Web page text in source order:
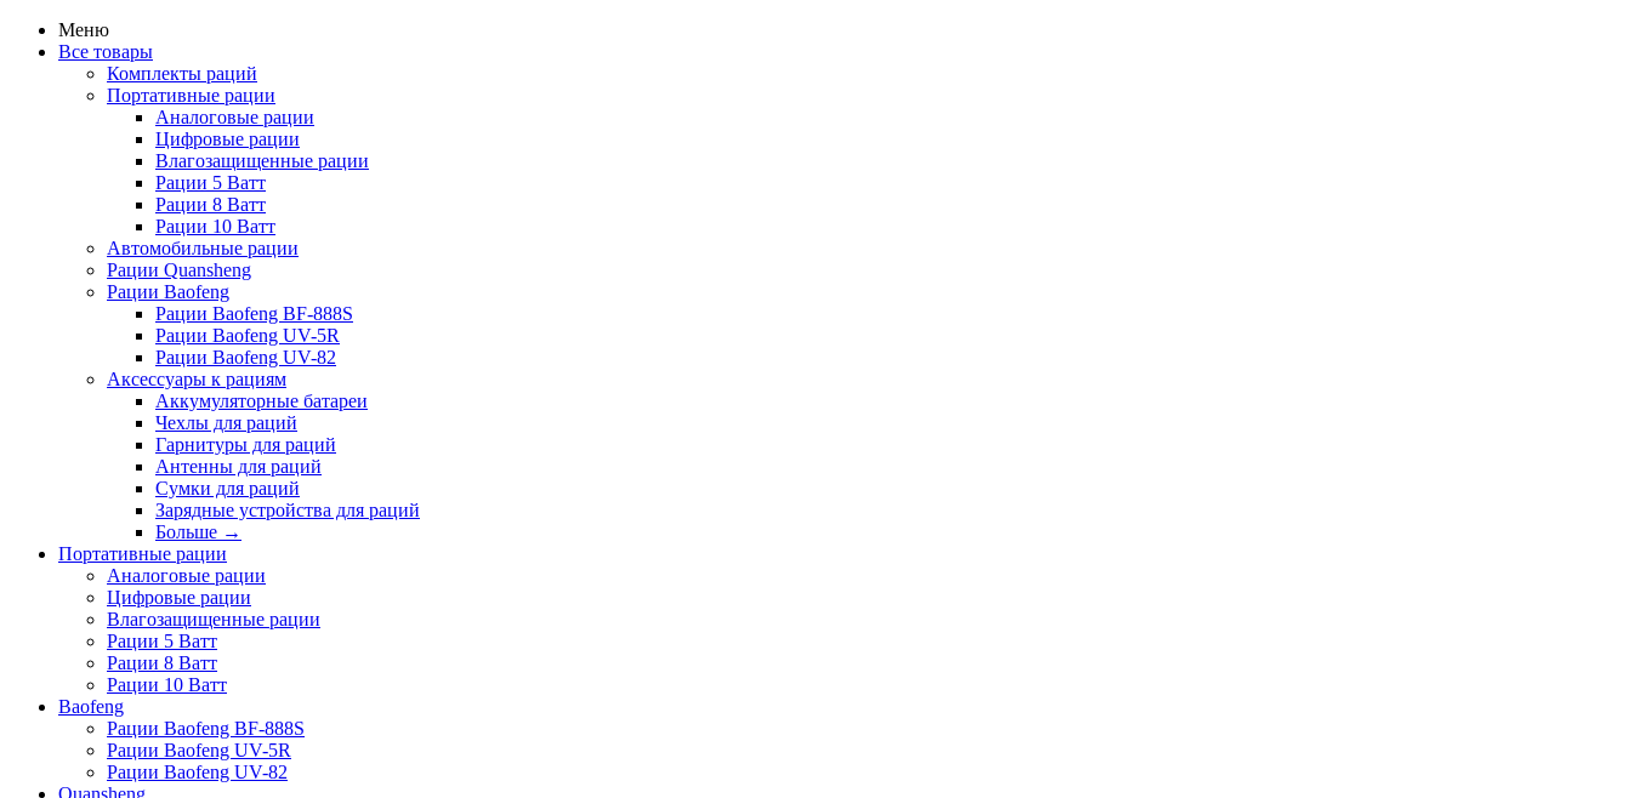
Меню
Все товары
Комплекты раций
Портативные рации
Аналоговые рации
Цифровые рации
Влагозащищенные рации
Рации 5 Ватт
Рации 8 Ватт
Рации 10 Ватт
Автомобильные рации
Рации Quansheng
Рации Baofeng
Рации Baofeng BF-888S
Рации Baofeng UV-5R
Рации Baofeng UV-82
Аксессуары к рациям
Аккумуляторные батареи
Чехлы для раций
Гарнитуры для раций
Антенны для раций
Сумки для раций
Зарядные устройства для раций
Больше →
Портативные рации
Аналоговые рации
Цифровые рации
Влагозащищенные рации
Рации 5 Ватт
Рации 8 Ватт
Рации 10 Ватт
Baofeng
Рации Baofeng BF-888S
Рации Baofeng UV-5R
Рации Baofeng UV-82
Quansheng